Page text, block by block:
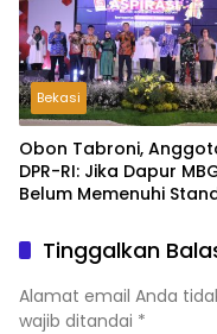
Bekasi
Obon Tabroni,
DPR-RI: Jika Dapur
Belum Memenuhi
DitutupTinggalkan
Alamat email Anda
wajib ditandai *